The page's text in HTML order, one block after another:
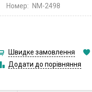
Номер: NM-2498
Швидке замовлення
Додати до порівняння